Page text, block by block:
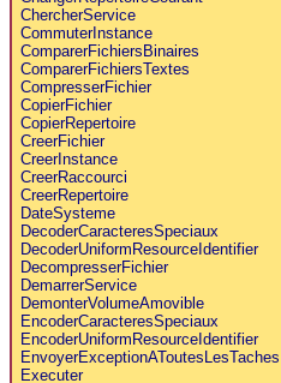
ChercherService
CommuterInstance
ComparerFichiersBinaires
ComparerFichiersTextes
CompresserFichier
CopierFichier
CopierRepertoire
CreerFichier
CreerInstance
CreerRaccourci
CreerRepertoire
DateSysteme
DecoderCaracteresSpeciaux
DecoderUniformResourceIdentifier
DecompresserFichier
DemarrerService
DemonterVolumeAmovible
EncoderCaracteresSpeciaux
EncoderUniformResourceIdentifier
EnvoyerExceptionAToutesLesTaches
Executer